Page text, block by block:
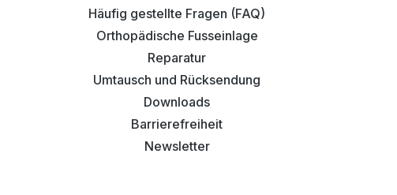
Häufig gestellte Fragen (FAQ)
Orthopädische Fusseinlage
Reparatur
Umtausch und Rücksendung
Downloads
Barrierefreiheit
Newsletter